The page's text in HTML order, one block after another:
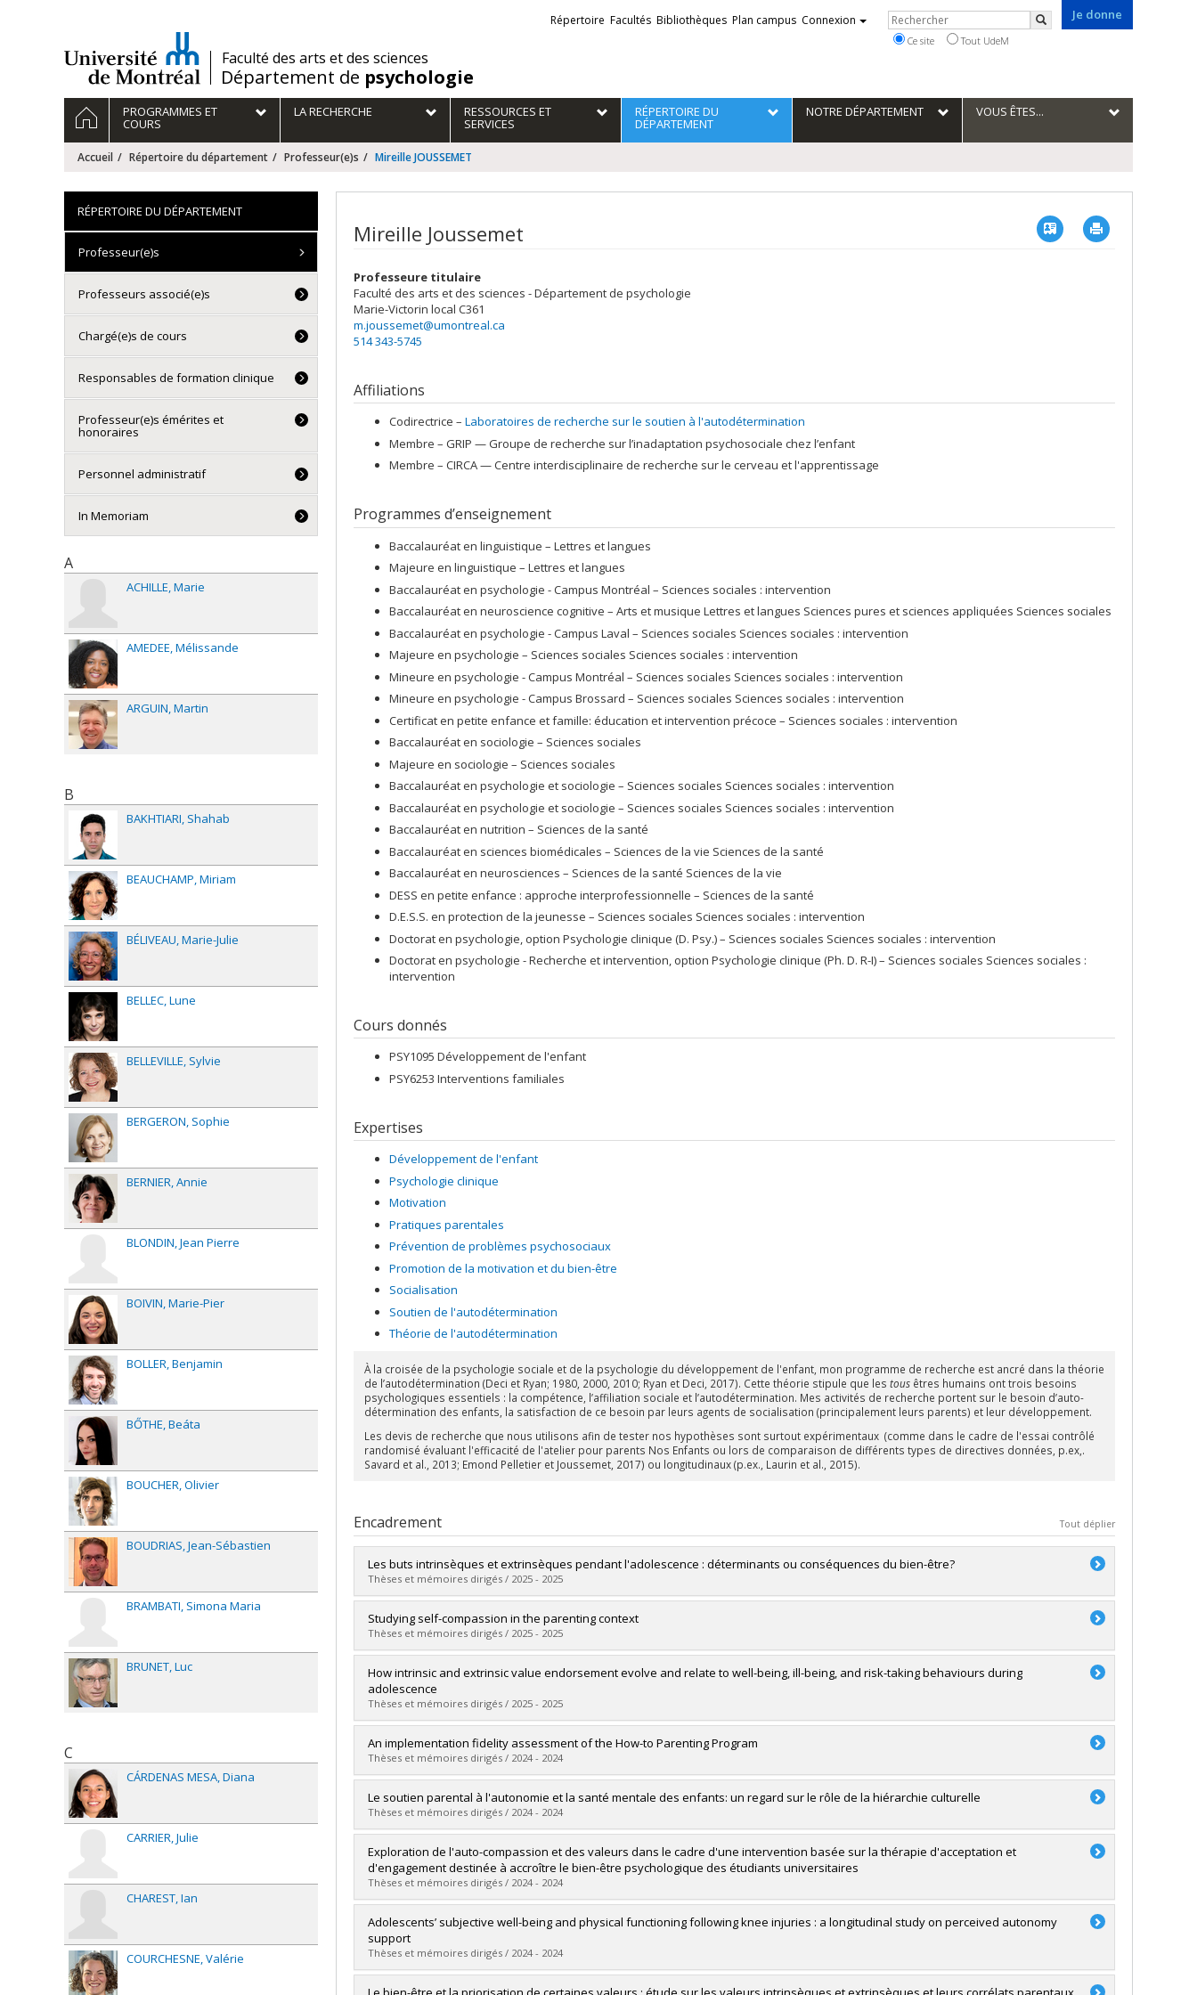
/Faculté des arts et des sciences
Département de psychologie
Je donne
Liens
externes
Répertoire Facultés Bibliothèques Plan campus Connexion Rechercher
Rechercher
Ce site Tout UdeM
Navigation
principale
ACCUEILPROGRAMMES ET
COURS
LA RECHERCHE RESSOURCES ET
SERVICES
RÉPERTOIRE DU
DÉPARTEMENT
NOTRE DÉPARTEMENT VOUS ÊTES...
Accueil Répertoire du département Professeur(e)s Mireille JOUSSEMET
Mireille Joussemet Vcard
Professeure titulaire
Faculté des arts et des sciences - Département de psychologie
Marie-Victorin local C361
m.joussemet@umontreal.ca
514 343-5745
Affiliations
Codirectrice – Laboratoires de recherche sur le soutien à l'autodétermination
Membre – GRIP — Groupe de recherche sur l’inadaptation psychosociale chez l’enfant
Membre – CIRCA — Centre interdisciplinaire de recherche sur le cerveau et l'apprentissage
Programmes d’enseignement
Baccalauréat en linguistique – Lettres et langues
Majeure en linguistique – Lettres et langues
Baccalauréat en psychologie - Campus Montréal – Sciences sociales : intervention
Baccalauréat en neuroscience cognitive – Arts et musique Lettres et langues Sciences pures et sciences appliquées Sciences sociales
Baccalauréat en psychologie - Campus Laval – Sciences sociales Sciences sociales : intervention
Majeure en psychologie – Sciences sociales Sciences sociales : intervention
Mineure en psychologie - Campus Montréal – Sciences sociales Sciences sociales : intervention
Mineure en psychologie - Campus Brossard – Sciences sociales Sciences sociales : intervention
Certificat en petite enfance et famille: éducation et intervention précoce – Sciences sociales : intervention
Baccalauréat en sociologie – Sciences sociales
Majeure en sociologie – Sciences sociales
Baccalauréat en psychologie et sociologie – Sciences sociales Sciences sociales : intervention
Baccalauréat en psychologie et sociologie – Sciences sociales Sciences sociales : intervention
Baccalauréat en nutrition – Sciences de la santé
Baccalauréat en sciences biomédicales – Sciences de la vie Sciences de la santé
Baccalauréat en neurosciences – Sciences de la santé Sciences de la vie
DESS en petite enfance : approche interprofessionnelle – Sciences de la santé
D.E.S.S. en protection de la jeunesse – Sciences sociales Sciences sociales : intervention
Doctorat en psychologie, option Psychologie clinique (D. Psy.) – Sciences sociales Sciences sociales : intervention
Doctorat en psychologie - Recherche et intervention, option Psychologie clinique (Ph. D. R-I) – Sciences sociales Sciences sociales :
intervention
Cours donnés
PSY1095 Développement de l'enfant
PSY6253 Interventions familiales
Expertises
Développement de l'enfant
Psychologie clinique
Motivation
Pratiques parentales
Prévention de problèmes psychosociaux
Promotion de la motivation et du bien-être
Socialisation
Soutien de l'autodétermination
Théorie de l'autodétermination
À la croisée de la psychologie sociale et de la psychologie du développement de l'enfant, mon programme de recherche est ancré dans la théorie
de l’autodétermination (Deci et Ryan; 1980, 2000, 2010; Ryan et Deci, 2017). Cette théorie stipule que les tousêtres humains ont trois besoins
psychologiques essentiels : la compétence, l’affiliation sociale et l’autodétermination. Mes activités de recherche portent sur le besoin d’auto-
détermination des enfants, la satisfaction de ce besoin par leurs agents de socialisation (principalement leurs parents) et leur développement.
Les devis de recherche que nous utilisons afin de tester nos hypothèses sont surtout expérimentaux (comme dans le cadre de l'essai contrôlé
randomisé évaluant l'efficacité de l'atelier pour parents Nos Enfants ou lors de comparaison de différents types de directives données, p.ex,.
Savard et al., 2013; Emond Pelletier et Joussemet, 2017) ou longitudinaux (p.ex., Laurin et al., 2015).
Encadrement Tout déplier
Les buts intrinsèques et extrinsèques pendant l'adolescence : déterminants ou conséquences du bien-être?
Thèses et mémoires dirigés / 2025 - 2025
Diplômé(e) :Lafontaine, Catherine
Cycle : Maîtrise
Diplôme obtenu :M. Sc.
Lien vers le document dans Papyrus
Studying self-compassion in the parenting context
Thèses et mémoires dirigés / 2025 - 2025
Diplômé(e) : Varin, Rose
Cycle :Doctorat
Diplôme obtenu :Ph. D.
Lien vers le document dans Papyrus
How intrinsic and extrinsic value endorsement evolve and relate to well-being, ill-being, and risk-taking behaviours during
adolescence
Thèses et mémoires dirigés / 2025 - 2025
Diplômé(e) :Martinelli, Gabrielle
Cycle : Doctorat
Diplôme obtenu :Ph. D.
Lien vers le document dans Papyrus
An implementation fidelity assessment of the How-to Parenting Program
Thèses et mémoires dirigés / 2024 - 2024
Diplômé(e) :Lafontaine, Valexie
Cycle : Doctorat
Diplôme obtenu :D. Psy.
Lien vers le document dans Papyrus
Le soutien parental à l'autonomie et la santé mentale des enfants: un regard sur le rôle de la hiérarchie culturelle
Thèses et mémoires dirigés / 2024 - 2024
Diplômé(e) :Saïb, Naïla
Cycle :Doctorat
Diplôme obtenu :Ph. D.
Lien vers le document dans Papyrus
Exploration de l'auto-compassion et des valeurs dans le cadre d'une intervention basée sur la thérapie d'acceptation et
d'engagement destinée à accroître le bien-être psychologique des étudiants universitaires
Thèses et mémoires dirigés / 2024 - 2024
Diplômé(e) : Hontoy, Lysa-Marie
Cycle :Doctorat
Diplôme obtenu :Ph. D.
Lien vers le document dans Papyrus
Adolescents’ subjective well-being and physical functioning following knee injuries : a longitudinal study on perceived autonomy
support
Thèses et mémoires dirigés / 2024 - 2024
Diplômé(e) :Chougui, Khadidja
RÉPERTOIRE DU DÉPARTEMENT
Professeur(e)s
Professeurs associé(e)s
Chargé(e)s de cours
Responsables de formation clinique
Professeur(e)s émérites et
honoraires
Personnel administratif
In Memoriam
A
ACHILLE Marie
AMEDEE Mélissande
ARGUIN Martin
B
BAKHTIARI Shahab
BEAUCHAMP Miriam
BÉLIVEAU Marie-Julie
BELLEC Lune
BELLEVILLE Sylvie
BERGERON Sophie
BERNIER Annie
BLONDIN Jean Pierre
BOIVIN Marie-Pier
BOLLER Benjamin
BŐTHE Beáta
BOUCHER Olivier
BOUDRIAS Jean-Sébastien
BRAMBATI Simona Maria
BRUNET Luc
C
CÁRDENAS MESA Diana
CARRIER Julie
CHAREST Ian
COURCHESNE Valérie